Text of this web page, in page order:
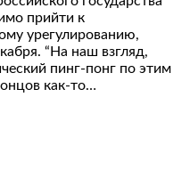
прийти к
урегулированию,
“На наш взгляд,
пинг-понг по этим
как-то…